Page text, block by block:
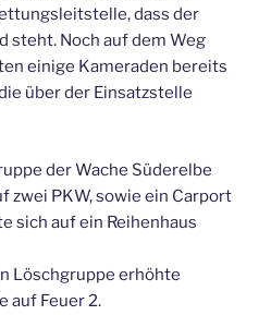
dass der
steht. Noch auf dem Weg
einige Kameraden bereits
über der Einsatzstelle
der Wache Süderelbe
zwei PKW, sowie ein Carport
sich auf ein Reihenhaus
Löschgruppe erhöhte
auf Feuer 2.